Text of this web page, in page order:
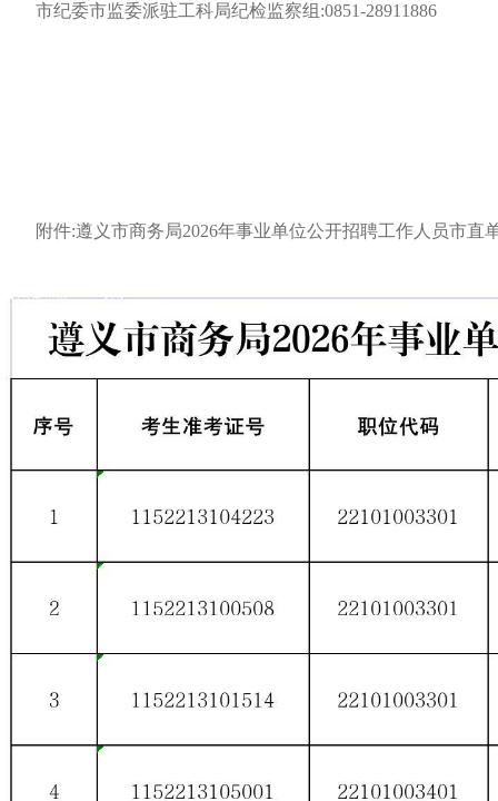
市纪委市监委派驻工科局纪检监察组:0851-28911886
附件:遵义市商务局2026年事业单位公开招聘工作 人员市直